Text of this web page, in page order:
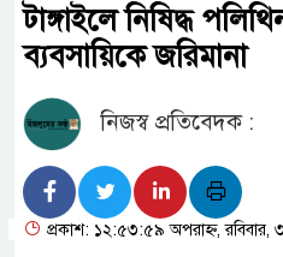
টাঙ্গাইলে নিষিদ্ধ
ব্যবসায়িকে জরিমানা
নিজস্ব প্রতিবেদক :
প্রকাশ: ১২:৫৩:৫৯ অপরাহ্ন, রবিবার,